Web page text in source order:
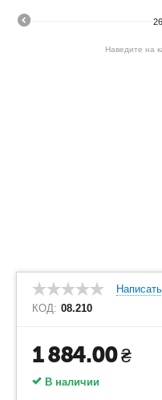
Наведите на
КОД: 08.210
1 884.00₴
В наличии